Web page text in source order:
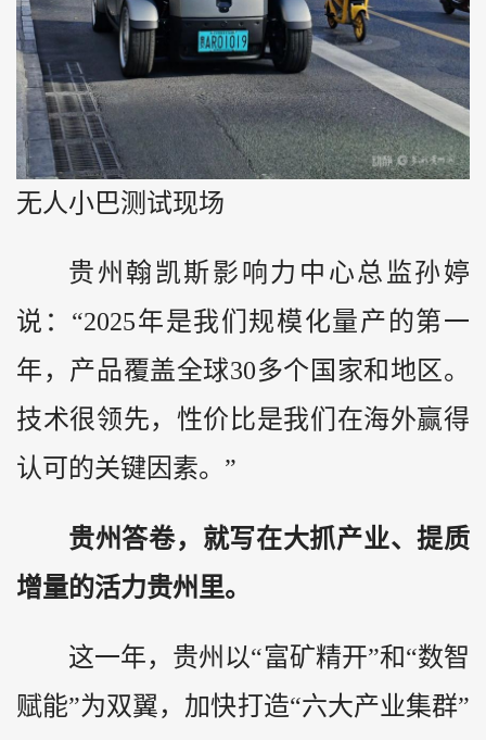
无人小巴测试现场
贵州翰凯斯影响力中心总监孙婷
说：“2025年是我们规模化量产的第一
年，产品覆盖全球30多个国家和地区。
技术很领先，性价比是我们在海外赢得
认可的关键因素。”
贵州答卷，就写在大抓产业、提质
增量的活力贵州里。
这一年，贵州以“富矿精开”和“数智
赋能”为双翼，加快打造“六大产业集群”